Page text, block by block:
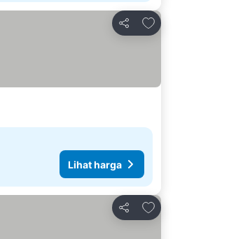
Bagikan
Tambahkan ke favorit
Lihat harga
Bagikan
Tambahkan ke favorit